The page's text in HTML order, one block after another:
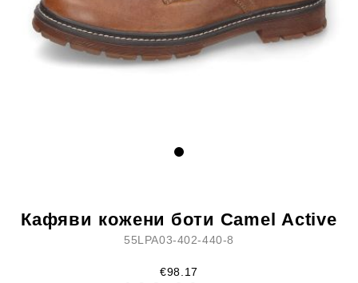
Кафяви кожени боти Camel Active
55LPA03-402-440-8
€98.17